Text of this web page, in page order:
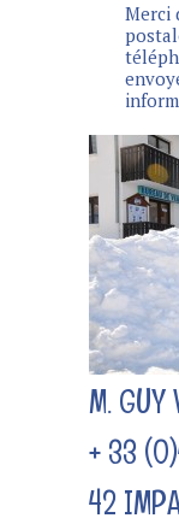
Merci
M.
+ 33
42